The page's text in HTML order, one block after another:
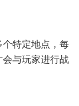
特定地点，每
会与玩家进行战